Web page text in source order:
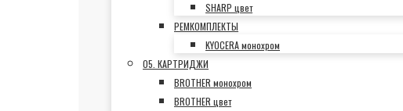
SHARP цвет
РЕМКОМПЛЕКТЫ
KYOCERA монохром
05. КАРТРИДЖИ
BROTHER монохром
BROTHER цвет